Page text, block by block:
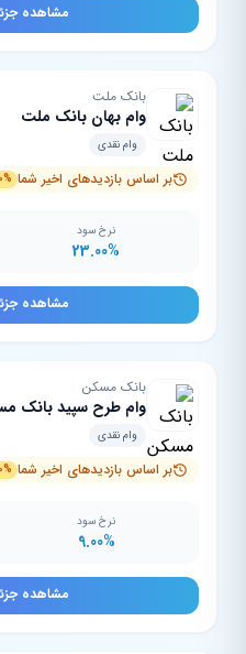
مشاهده
بانک ملت
وام بهان بانک ملت
وام نقدی
بر اساس بازدیدهای اخیر شما
نرخ سود
23.00%
مشاهده
بانک مسکن
وام طرح سپید بانک
وام نقدی
بر اساس بازدیدهای اخیر شما
نرخ سود
9.00%
مشاهده